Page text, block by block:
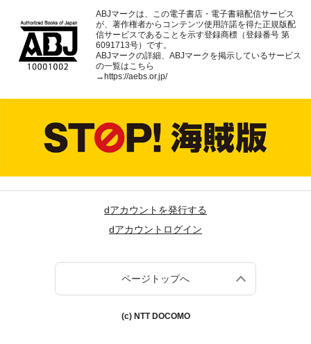
ABJマークは、この電子書店・電子書籍配信サービス
が、著作権者からコンテンツ使用許諾を得た正規版配
信サービスであることを示す登録商標（登録番号 第
6091713号）です。
ABJマークの詳細、ABJマークを掲示しているサービス
の一覧はこちら
→ https://aebs.or.jp/
dアカウントを発行する
dアカウントログイン
ページトップへ
(c) NTT DOCOMO